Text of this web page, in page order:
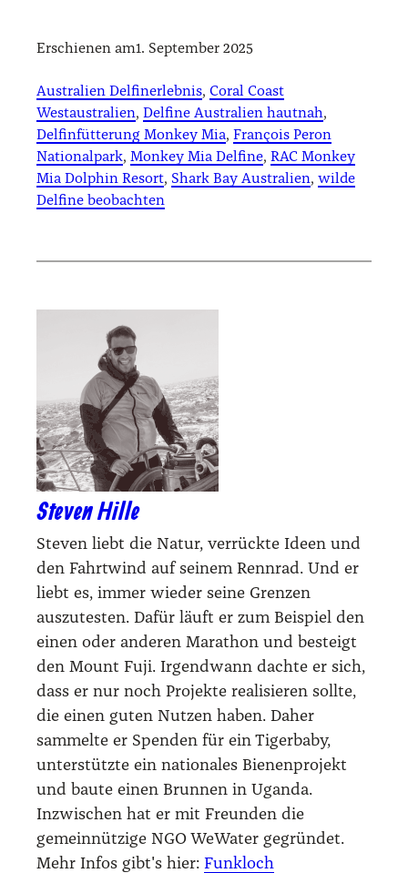
Erschienen am1. September 2025
Australien Delfinerlebnis, Coral Coast
Westaustralien, Delfine Australien hautnah
Delfinfütterung Monkey Mia, François Peron
Nationalpark, Monkey Mia Delfine, RAC Monkey
Mia Dolphin Resort, Shark Bay Australien, wilde
Delfine beobachten
Steven Hille
Steven liebt die Natur, verrückte Ideen und
den Fahrtwind auf seinem Rennrad. Und er
liebt es, immer wieder seine Grenzen
auszutesten. Dafür läuft er zum Beispiel den
einen oder anderen Marathon und besteigt
den Mount Fuji. Irgendwann dachte er sich,
dass er nur noch Projekte realisieren sollte,
die einen guten Nutzen haben. Daher
sammelte er Spenden für ein Tigerbaby,
unterstützte ein nationales Bienenprojekt
und baute einen Brunnen in Uganda.
Inzwischen hat er mit Freunden die
gemeinnützige NGO WeWater gegründet.
Mehr Infos gibt's hier: Funkloch